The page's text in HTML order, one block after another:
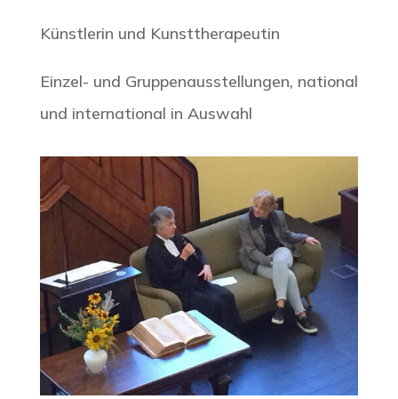
Künstlerin und Kunsttherapeutin
Einzel- und Gruppenausstellungen, national
und international in Auswahl